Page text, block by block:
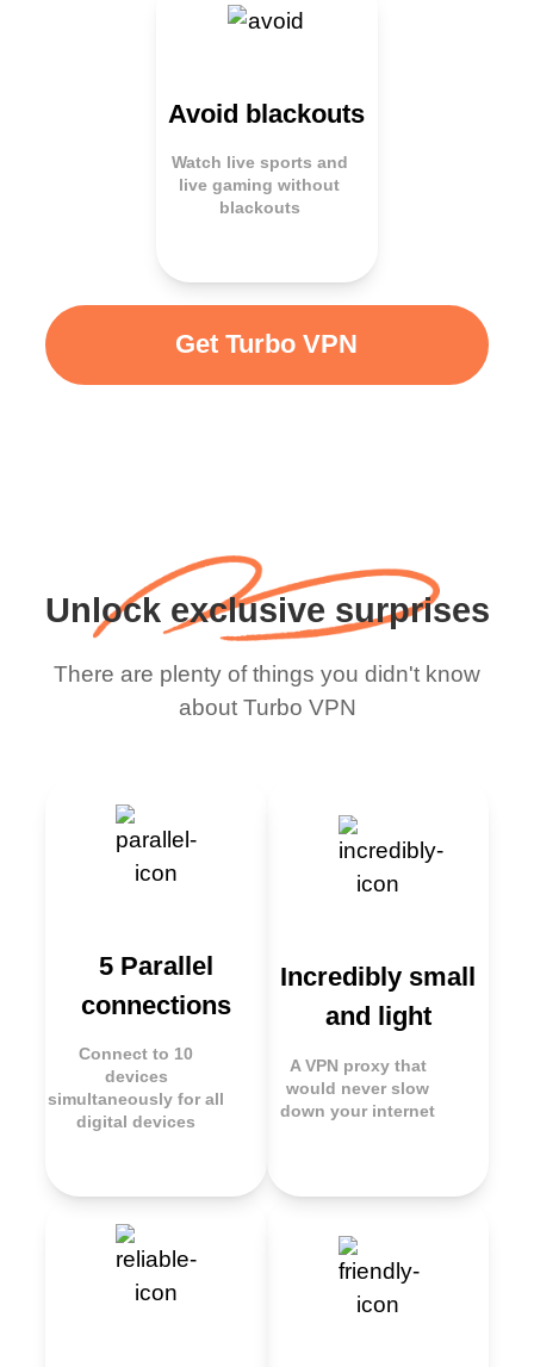
Avoid blackouts
Watch live sports and
live gaming without
blackouts
Get Turbo VPN
Unlock exclusive surprises
There are plenty of things you didn't know
about Turbo VPN
5 Parallel
connections
Connect to 10
devices
simultaneously for all
digital devices
Incredibly small
and light
A VPN proxy that
would never slow
down your internet